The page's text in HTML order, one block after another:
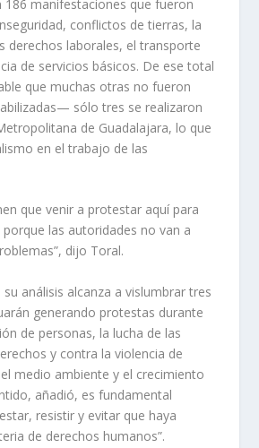
186 manifestaciones que fueron
conflictos de tierras, la
derechos laborales, el transporte
de servicios básicos. De ese total
que muchas otras no fueron
sólo tres se realizaron
de Guadalajara, lo que
en el trabajo de las
que venir a protestar aquí para
porque las autoridades no van a
dijo Toral.
análisis alcanza a vislumbrar tres
generando protestas durante
de personas, la lucha de las
y contra la violencia de
medio ambiente y el crecimiento
añadió, es fundamental
resistir y evitar que haya
de derechos humanos”.